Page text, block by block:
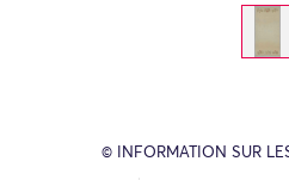
© INFORMATION SUR